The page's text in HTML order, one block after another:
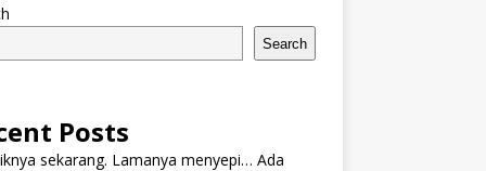
Search
Posts
sekarang. Lamanya menyepi… Ada